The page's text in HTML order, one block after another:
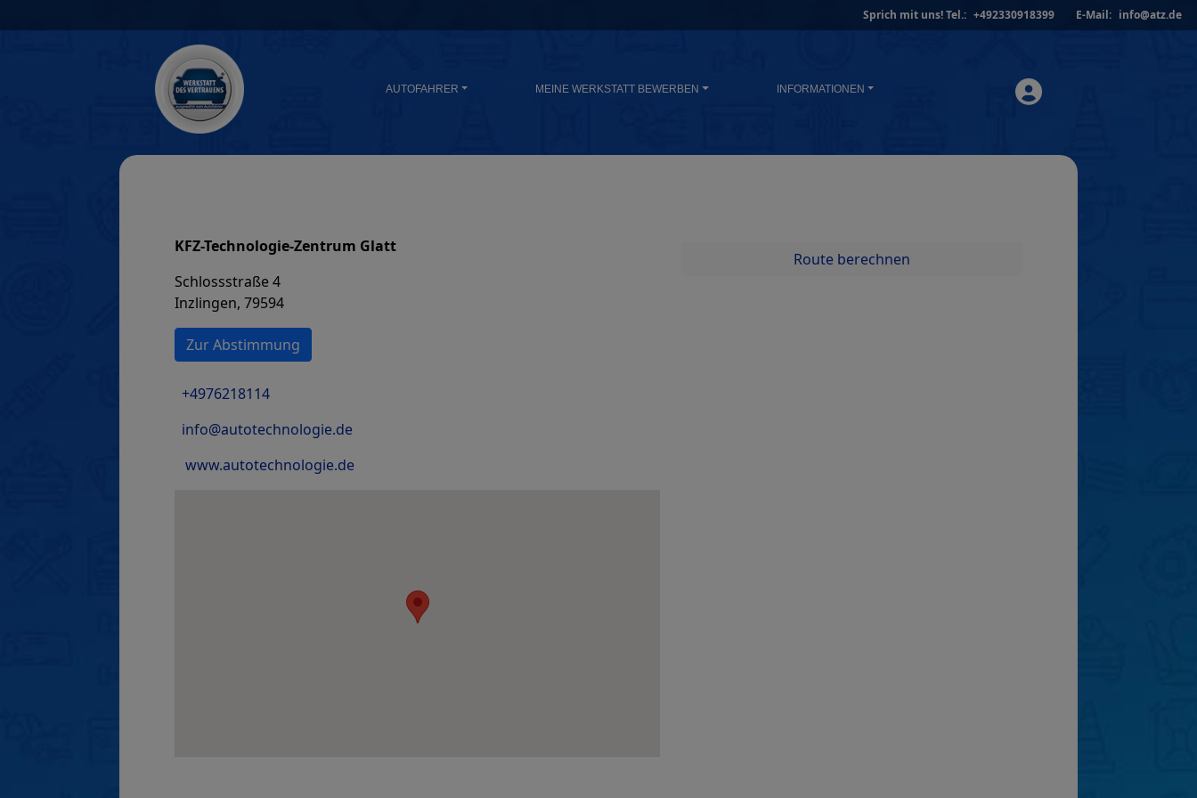
to
Sprich mit uns!Tel.: +492330918399 E-Mail: info@atz.de
AUTOFAHRER MEINE WERKSTATT BEWERBEN INFORMATIONEN
KFZ-Technologie-Zentrum Glatt
Schlossstraße 4
Inzlingen, 79594
Zur Abstimmung
+4976218114
info@autotechnologie.de
www.autotechnologie.de
Route berechnen